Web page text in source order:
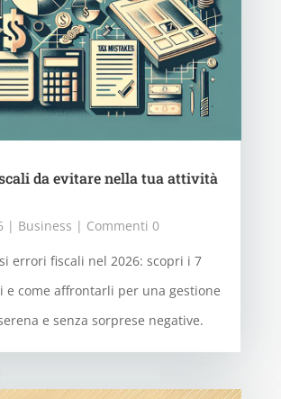
da evitare nella tua attività
| Business | Commenti 0
errori fiscali nel 2026: scopri i 7
e come affrontarli per una gestione
e senza sorprese negative.